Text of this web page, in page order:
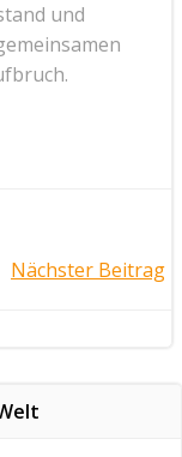
und
Nächster Beitrag